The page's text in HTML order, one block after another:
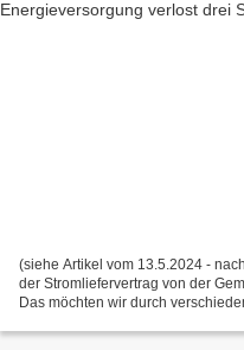
(siehe Artikel vom 13.5.2024 -
der Stromliefervertrag von der
Das möchten wir durch